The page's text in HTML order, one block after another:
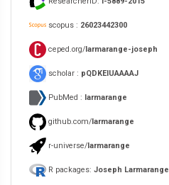
scopus : 26023442300
ceped.org/larmarange-joseph
scholar : pQDKEIUAAAAJ
PubMed : larmarange
github.com/larmarange
r-universe/larmarange
R packages: Joseph Larmarange